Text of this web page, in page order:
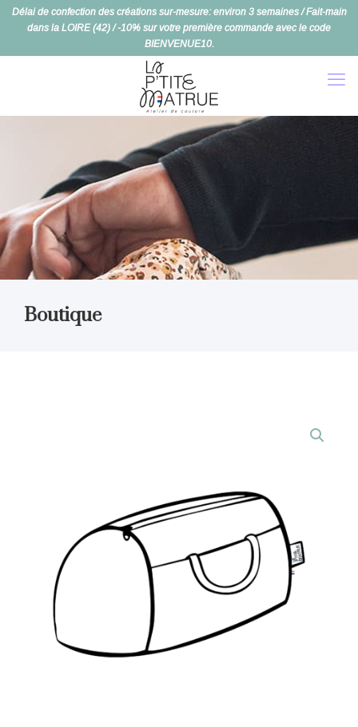
Délai de confection des créations sur-mesure: environ 3 semaines / Fait-main
dans la LOIRE (42) / -10% sur votre première commande avec le code
BIENVENUE10.
Boutique